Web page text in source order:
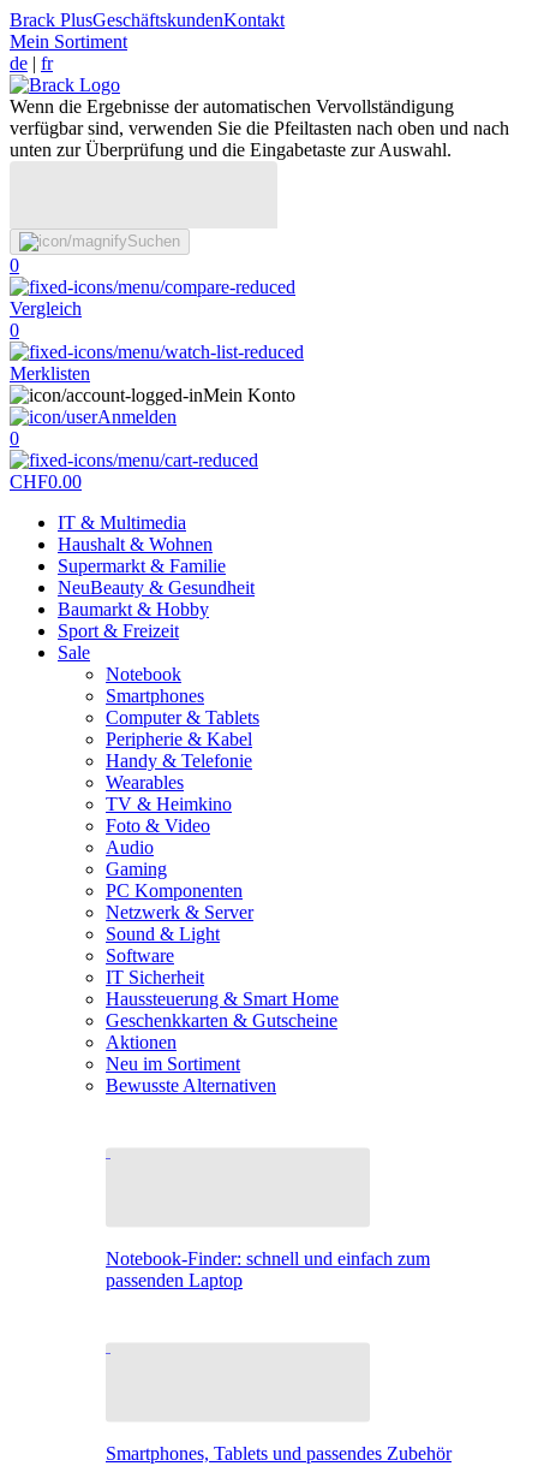
Brack PlusGeschäftskundenKontakt
Mein Sortiment
de | fr
Wenn die Ergebnisse der automatischen Vervollständigung
verfügbar sind, verwenden Sie die Pfeiltasten nach oben und nach
unten zur Überprüfung und die Eingabetaste zur Auswahl.
Suchen
0
Vergleich
0
Merklisten
Mein Konto
Anmelden
0
CHF0.00
IT & Multimedia
Haushalt & Wohnen
Supermarkt & Familie
NeuBeauty & Gesundheit
Baumarkt & Hobby
Sport & Freizeit
Sale
Notebook
Smartphones
Computer & Tablets
Peripherie & Kabel
Handy & Telefonie
Wearables
TV & Heimkino
Foto & Video
Audio
Gaming
PC Komponenten
Netzwerk & Server
Sound & Light
Software
IT Sicherheit
Haussteuerung & Smart Home
Geschenkkarten & Gutscheine
Aktionen
Neu im Sortiment
Bewusste Alternativen
Notebook-Finder: schnell und einfach zum
passenden Laptop
Smartphones, Tablets und passendes Zubehör